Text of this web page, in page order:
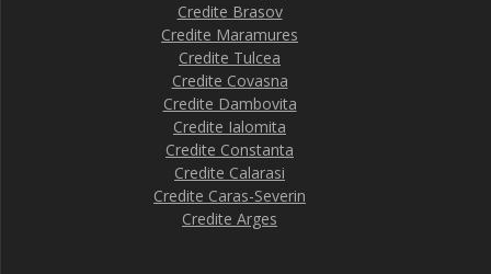
Credite Brasov
Credite Maramures
Credite Tulcea
Credite Covasna
Credite Dambovita
Credite Ialomita
Credite Constanta
Credite Calarasi
Credite Caras-Severin
Credite Arges